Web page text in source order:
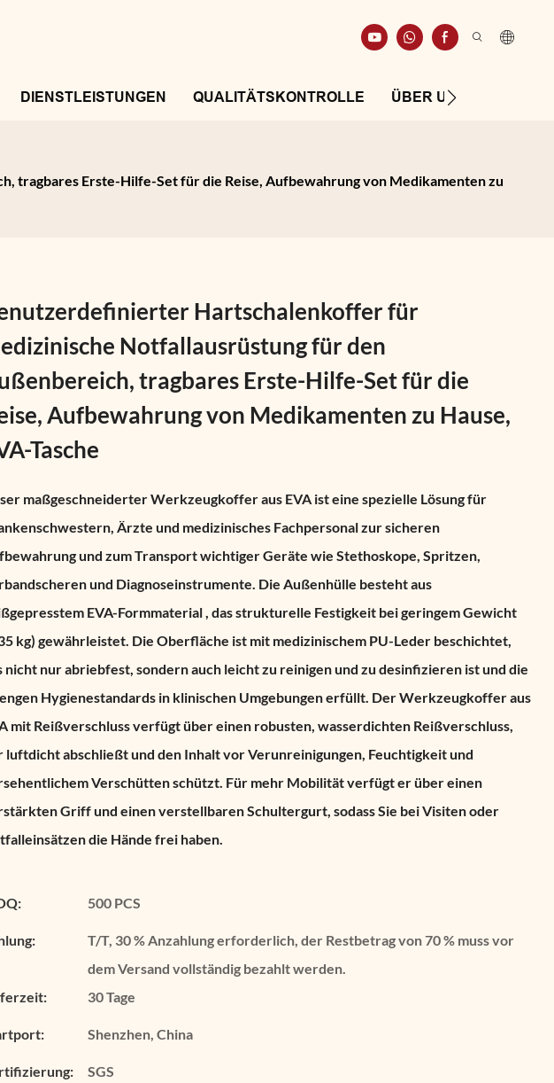
DIENSTLEISTUNGEN QUALITÄTSKONTROLLE ÜBER UNS
Erste-Hilfe-Set für die Reise, Aufbewahrung von Medikamenten zu
Hartschalenkoffer für
Notfallausrüstung für den
tragbares Erste-Hilfe-Set für die
Aufbewahrung von Medikamenten zu Hause,
Tasche
maßgeschneiderter Werkzeugkoffer aus EVA ist eine spezielle Lösung für
Ärzte und medizinisches Fachpersonal zur sicheren
und zum Transport wichtiger Geräte wie Stethoskope, Spritzen,
und Diagnoseinstrumente. Die Außenhülle besteht aus
EVA-Formmaterial , das strukturelle Festigkeit bei geringem Gewicht
kg) gewährleistet. Die Oberfläche ist mit medizinischem PU-Leder beschichtet,
nicht nur abriebfest, sondern auch leicht zu reinigen und zu desinfizieren ist und die
Hygienestandards in klinischen Umgebungen erfüllt. Der Werkzeugkofferaus
mit Reißverschlussverfügt über einen robusten, wasserdichten Reißverschluss,
luftdicht abschließt und den Inhalt vor Verunreinigungen, Feuchtigkeit und
Verschütten schützt. Für mehr Mobilität verfügt er über einen
Griff und einen verstellbaren Schultergurt, sodass Sie bei Visiten oder
die Hände frei haben.
500 PCS
T/T, 30 % Anzahlung erforderlich, der Restbetrag von 70 % muss vor
dem Versand vollständig bezahlt werden.
30 Tage
Shenzhen, China
SGS